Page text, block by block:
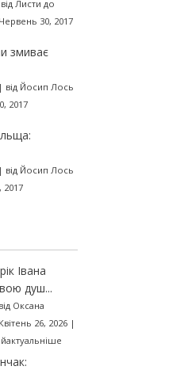
від Листи до
30, 2017
змиває
від Йосип Лось
2017
від Йосип Лось
2017
Івана
душ...
від Оксана
26, 2026|